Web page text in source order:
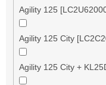
Agility 125
Agility 125 City
Agility 125 City +